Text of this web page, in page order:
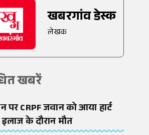
खबरगांव डेस्क
लेखक
खबरें
पर CRPF जवान को आया हार्ट
के दौरान मौत